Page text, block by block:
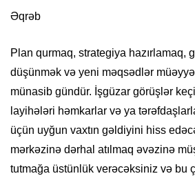
Əqrəb
Plan qurmaq, strategiya hazırlamaq,
düşünmək və yeni məqsədlər
münasib gündür. İşgüzar görüşlər
layihələri həmkarlar və ya
üçün uyğun vaxtın gəldiyini hiss
mərkəzinə dərhal atılmaq əvəzinə
tutmağa üstünlük verəcəksiniz və bu